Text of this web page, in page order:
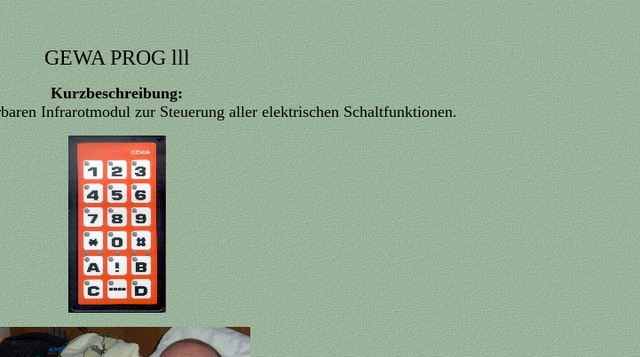
GEWA PROG lll
Kurzbeschreibung:
Infrarotmodul zur Steuerung aller elektrischen Schaltfunktionen.